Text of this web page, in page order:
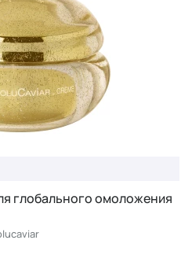
глобального омоложения